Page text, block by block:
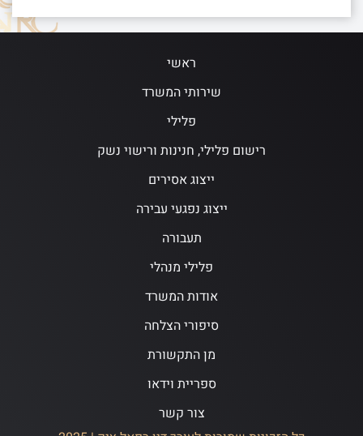
ראשי
שירותי המשרד
פלילי
רישום פלילי, חנינות ורישוי נשק
ייצוג אסירים
ייצוג נפגעי עבירה
תעבורה
פלילי מנהלי
אודות המשרד
סיפורי הצלחה
מן התקשורת
ספריית וידאו
צור קשר